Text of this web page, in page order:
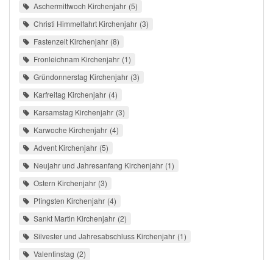
Aschermittwoch Kirchenjahr 5
Christi Himmelfahrt Kirchenjahr 3
Fastenzeit Kirchenjahr 8
Fronleichnam Kirchenjahr 1
Gründonnerstag Kirchenjahr 3
Karfreitag Kirchenjahr 4
Karsamstag Kirchenjahr 3
Karwoche Kirchenjahr 4
Advent Kirchenjahr 5
Neujahr und Jahresanfang Kirchenjahr 1
Ostern Kirchenjahr 3
Pfingsten Kirchenjahr 4
Sankt Martin Kirchenjahr 2
Silvester und Jahresabschluss Kirchenjahr 1
Valentinstag 2